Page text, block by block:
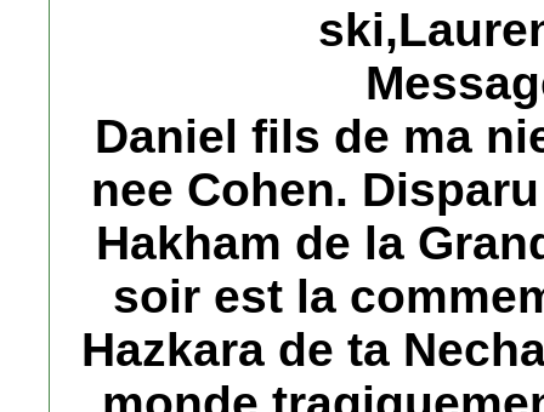
Daniel fils de ma
nee Cohen.
Hakham de la
soir est la
Hazkara de ta